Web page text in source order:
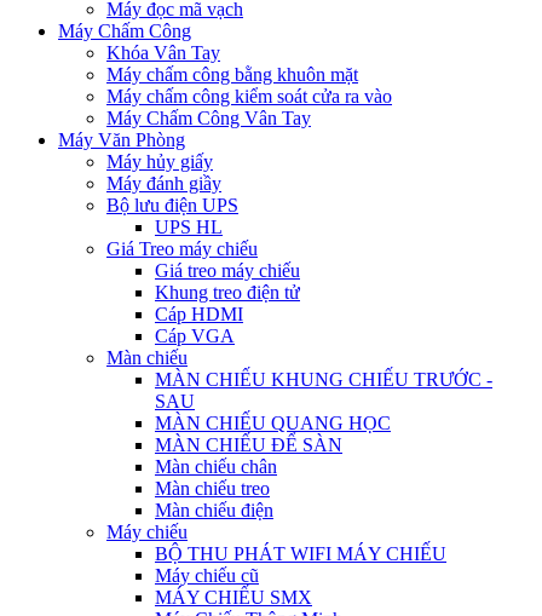
Máy đọc mã vạch
Máy Chấm Công
Khóa Vân Tay
Máy chấm công bằng khuôn mặt
Máy chấm công kiểm soát cửa ra vào
Máy Chấm Công Vân Tay
Máy Văn Phòng
Máy hủy giấy
Máy đánh giầy
Bộ lưu điện UPS
UPS HL
Giá Treo máy chiếu
Giá treo máy chiếu
Khung treo điện tử
Cáp HDMI
Cáp VGA
Màn chiếu
MÀN CHIẾU KHUNG CHIẾU TRƯỚC -
SAU
MÀN CHIẾU QUANG HỌC
MÀN CHIẾU ĐỂ SÀN
Màn chiếu chân
Màn chiếu treo
Màn chiếu điện
Máy chiếu
BỘ THU PHÁT WIFI MÁY CHIẾU
Máy chiếu cũ
MÁY CHIẾU SMX